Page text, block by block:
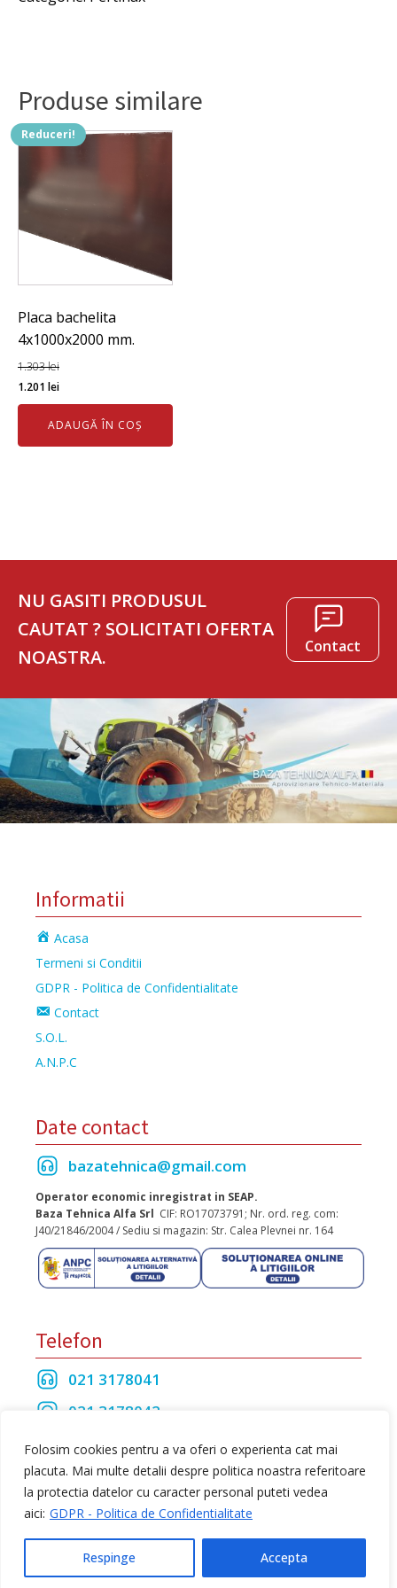
Folosim cookies pentru a va oferi o experienta cat mai
placuta. Mai multe detalii despre politica noastra referitoare
la protectia datelor cu caracter personal puteti vedea
aici: GDPR - Politica de Confidentialitate
Respinge Accepta
1.303 lei.
Produse similare
Reduceri!
Placa bachelita
4x1000x2000 mm.
1.303lei
Prețul
inițial
fost:
1.201 leiPrețul
curent
este:
1.201 lei.
ADAUGĂ ÎN COȘ
NU GASITI PRODUSUL
CAUTAT ? SOLICITATI OFERTA
NOASTRA.
Contact
Informatii
Acasa
Termeni si Conditii
GDPR - Politica de Confidentialitate
Contact
S.O.L.
A.N.P.C
Date contact
bazatehnica@gmail.com
Operator economic inregistrat in SEAP.
Baza Tehnica Alfa Srl CIF: RO17073791; Nr. ord. reg. com:
J40/21846/2004 / Sediu si magazin: Str. Calea Plevnei nr. 164
Telefon
021 3178041
021 3178042
021 3175208
Toate drepturile rezervate Baza Tehnica Alfa S.R.L